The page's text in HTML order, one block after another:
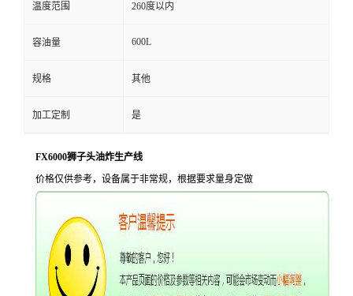
温度范围 260度以内
容油量 600L
规格 其他
加工定制 是
FX6000狮子头油炸生产线
价格仅供参考，设备属于非常规，根据要求量身定做